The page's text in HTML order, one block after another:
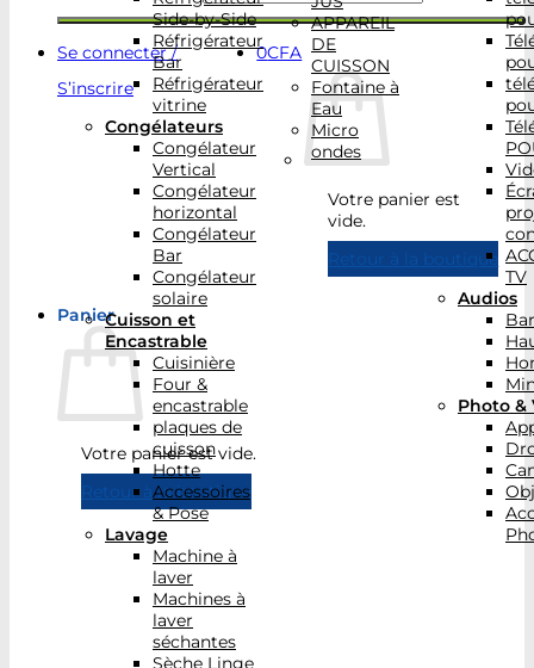
Se connecter /
S’inscrire
0CFA
Votre panier est
vide.
Retour à la boutique
Panier
Votre panier est vide.
Retour à la boutique
Side-by-Side
Réfrigérateur
Bar
Réfrigérateur
vitrine
Congélateurs
Congélateur
Vertical
Congélateur
horizontal
Congélateur
Bar
Congélateur
solaire
Cuisson et
Encastrable
Cuisinière
Four &
encastrable
plaques de
cuisson
Hotte
Accessoires
& Pose
Lavage
Machine à
laver
Machines à
laver
séchantes
Sèche Linge
APPAREIL
DE
CUISSON
Fontaine à
Eau
Micro
ondes
TV
Audios
Photo &